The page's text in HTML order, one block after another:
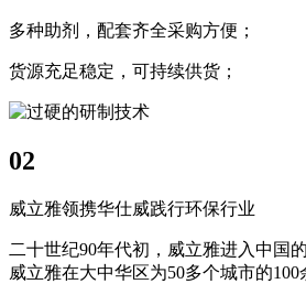
多种助剂，配套齐全采购方便；
货源充足稳定，可持续供货；
02
威立雅领携华仕威践行环保行业
二十世纪90年代初，威立雅进入中国
威立雅在大中华区为50多个城市的